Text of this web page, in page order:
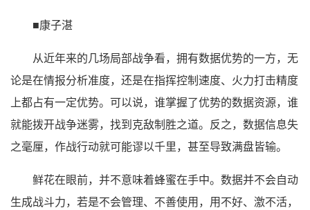
■康子湛
从近年来的几场局部战争看，拥有数据优势的一方，无
论是在情报分析准度，还是在指挥控制速度、火力打击精度
上都占有一定优势。可以说，谁掌握了优势的数据资源，谁
就能拨开战争迷雾，找到克敌制胜之道。反之，数据信息失
之毫厘，作战行动就可能谬以千里，甚至导致满盘皆输。
鲜花在眼前，并不意味着蜂蜜在手中。数据并不会自动
生成战斗力，若是不会管理、不善使用，用不好、激不活，